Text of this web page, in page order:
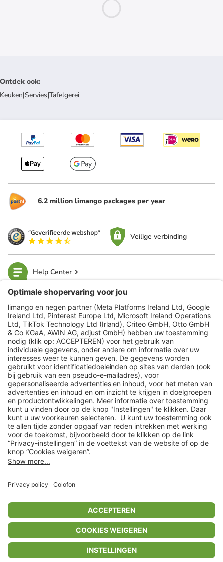
In winkelwagentje voor
Ontdek ook:
Keuken|Servies|Tafelgerei
6.2 million limango packages per year
Veilige verbinding
Help Center
limango
Veilig winkelen
Klantenservice
Shop
Acties
limango.de limango.pl
** Alle prijsopgaven zijn inclusief belasting en exclusief verzendkosten
ᵃ Bij een minimale bestelwaarde van €15.
ᶜ Alle informatie & voorwaarden opwww.limango.nl/invite